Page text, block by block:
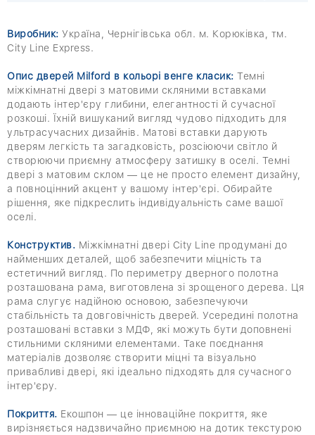
Виробник: Україна, Чернігівська обл. м. Корюківка, тм.
City Line Express.
Опис дверей Milford в кольорі венге класик: Темні
міжкімнатні двері з матовими скляними вставками
додають інтер'єру глибини, елегантності й сучасної
розкоші. Їхній вишуканий вигляд чудово підходить для
ультрасучасних дизайнів. Матові вставки дарують
дверям легкість та загадковість, розсіюючи світло й
створюючи приємну атмосферу затишку в оселі. Темні
двері з матовим склом — це не просто елемент дизайну,
а повноцінний акцент у вашому інтер'єрі. Обирайте
рішення, яке підкреслить індивідуальність саме вашої
оселі.
Конструктив. Міжкімнатні двері City Line продумані до
найменших деталей, щоб забезпечити міцність та
естетичний вигляд. По периметру дверного полотна
розташована рама, виготовлена зі зрощеного дерева. Ця
рама слугує надійною основою, забезпечуючи
стабільність та довговічність дверей. Усередині полотна
розташовані вставки з МДФ, які можуть бути доповнені
стильними скляними елементами. Таке поєднання
матеріалів дозволяє створити міцні та візуально
привабливі двері, які ідеально підходять для сучасного
інтер'єру.
Покриття. Екошпон — це інноваційне покриття, яке
вирізняється надзвичайно приємною на дотик текстурою